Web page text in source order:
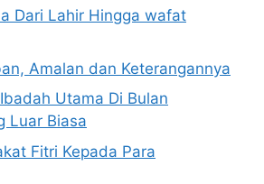
Dari Lahir Hingga wafat
Amalan dan Keterangannya
Utama Di Bulan
Luar Biasa
Fitri Kepada Para